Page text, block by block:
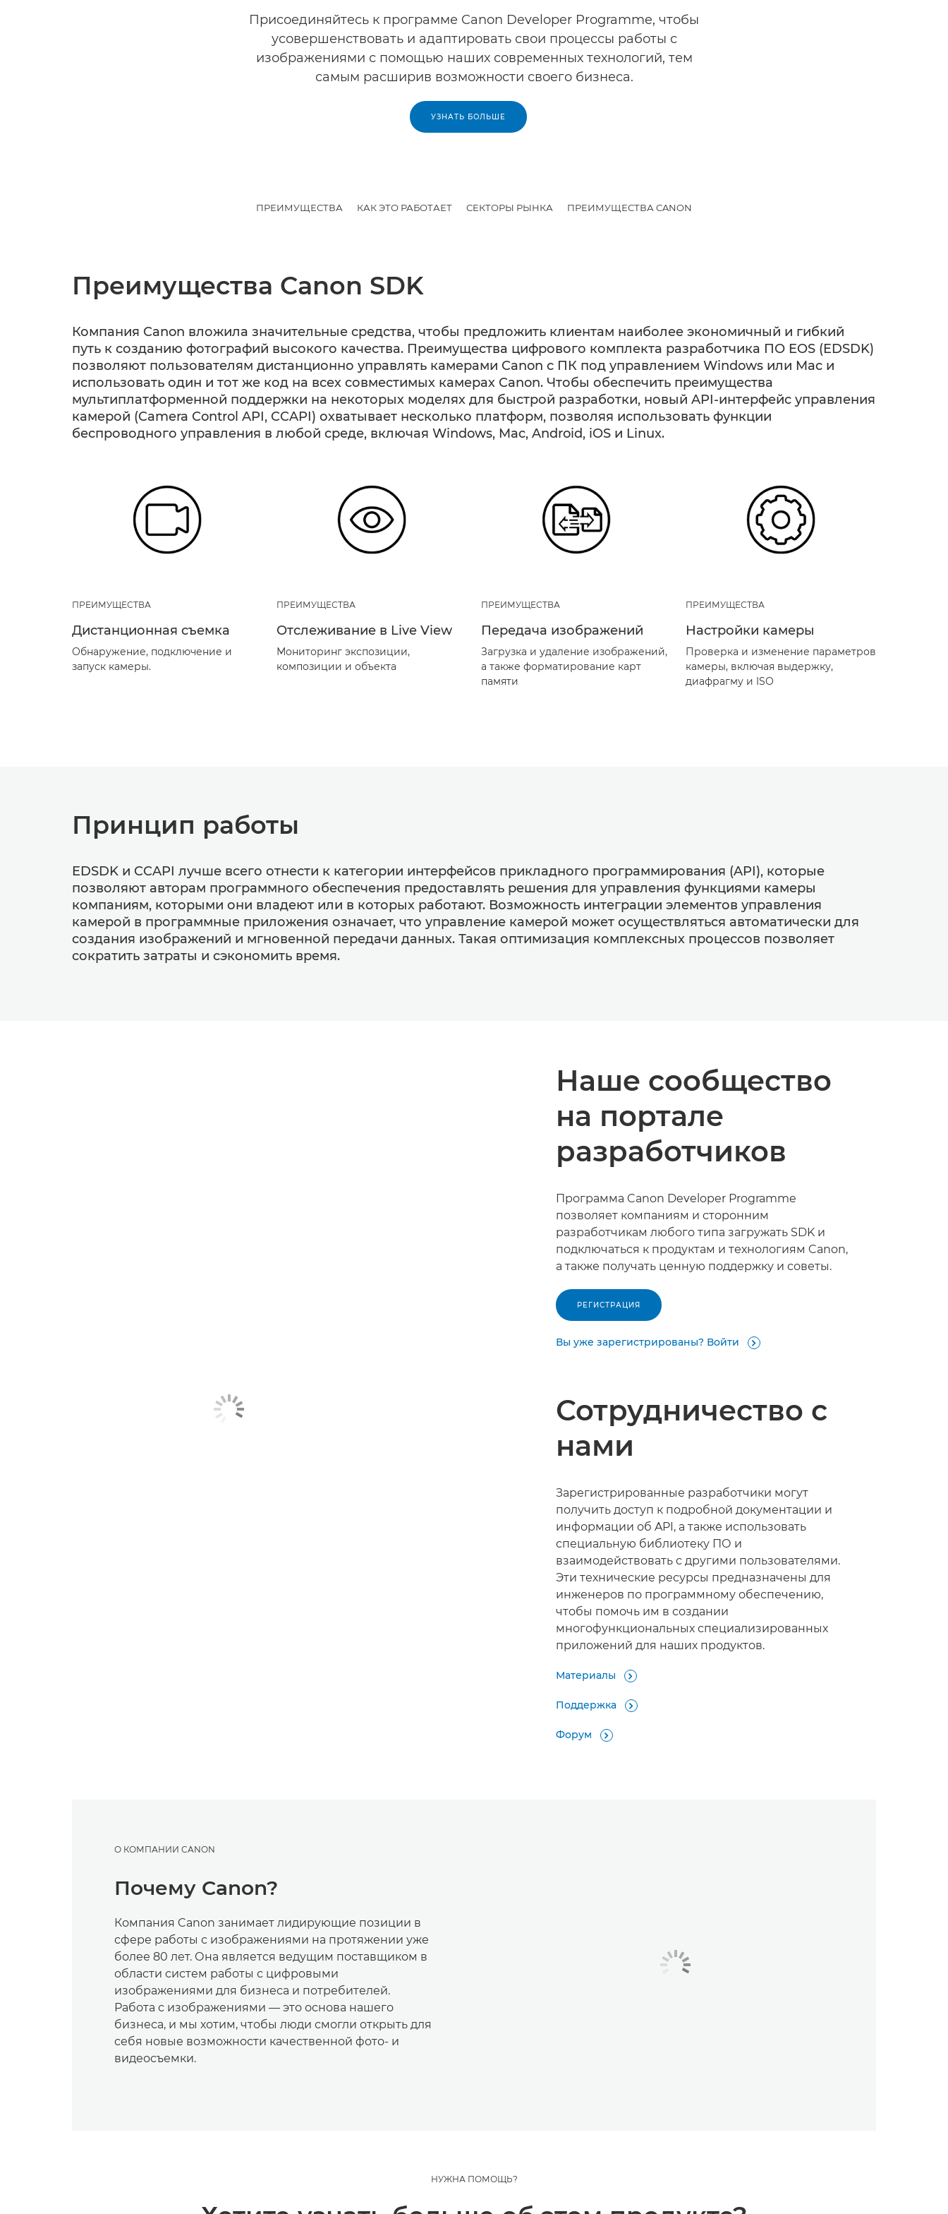
Присоединяйтесь к программе Canon Developer Programme, чтобы
усовершенствовать и адаптировать свои процессы работы с
изображениями с помощью наших современных технологий, тем
самым расширив возможности своего бизнеса.
УЗНАТЬ БОЛЬШЕ
ПРЕИМУЩЕСТВА КАК ЭТО РАБОТАЕТ СЕКТОРЫ РЫНКА ПРЕИМУЩЕСТВА CANON
Преимущества Canon SDK
Компания Canon вложила значительные средства, чтобы предложить клиентам наиболее экономичный и гибкий
путь к созданию фотографий высокого качества. Преимущества цифрового комплекта разработчика ПО EOS (EDSDK)
позволяют пользователям дистанционно управлять камерами Canon с ПК под управлением Windows или Mac и
использовать один и тот же код на всех совместимых камерах Canon. Чтобы обеспечить преимущества
мультиплатформенной поддержки на некоторых моделях для быстрой разработки, новый API-интерфейс управления
камерой (Camera Control API, CCAPI) охватывает несколько платформ, позволяя использовать функции
беспроводного управления в любой среде, включая Windows, Mac, Android, iOS и Linux.
ПРЕИМУЩЕСТВА
Дистанционная съемка
Обнаружение, подключение и
запуск камеры.
ПРЕИМУЩЕСТВА
Отслеживание в Live View
Мониторинг экспозиции,
композиции и объекта
ПРЕИМУЩЕСТВА
Передача изображений
Загрузка и удаление изображений,
а также форматирование карт
памяти
ПРЕИМУЩЕСТВА
Настройки камеры
Проверка и изменение параметров
камеры, включая выдержку,
диафрагму и ISO
Принцип работы
EDSDK и CCAPI лучше всего отнести к категории интерфейсов прикладного программирования (API), которые
позволяют авторам программного обеспечения предоставлять решения для управления функциями камеры
компаниям, которыми они владеют или в которых работают. Возможность интеграции элементов управления
камерой в программные приложения означает, что управление камерой может осуществляться автоматически для
создания изображений и мгновенной передачи данных. Такая оптимизация комплексных процессов позволяет
сократить затраты и сэкономить время.
Наше сообщество
на портале
разработчиков
Программа Canon Developer Programme
позволяет компаниям и сторонним
разработчикам любого типа загружать SDK и
подключаться к продуктам и технологиям Canon,
а также получать ценную поддержку и советы.
РЕГИСТРАЦИЯ
Вы уже зарегистрированы? Войти 
Сотрудничество с
нами
Зарегистрированные разработчики могут
получить доступ к подробной документации и
информации об API, а также использовать
специальную библиотеку ПО и
взаимодействовать с другими пользователями.
Эти технические ресурсы предназначены для
инженеров по программному обеспечению,
чтобы помочь им в создании
многофункциональных специализированных
приложений для наших продуктов.
Материалы 
Поддержка 
Форум 
О КОМПАНИИ CANON
Почему Canon?
Компания Canon занимает лидирующие позиции в
сфере работы с изображениями на протяжении уже
более 80 лет. Она является ведущим поставщиком в
области систем работы с цифровыми
изображениями для бизнеса и потребителей.
Работа с изображениями — это основа нашего
бизнеса, и мы хотим, чтобы люди смогли открыть для
себя новые возможности качественной фото- и
видеосъемки.
НУЖНА ПОМОЩЬ?